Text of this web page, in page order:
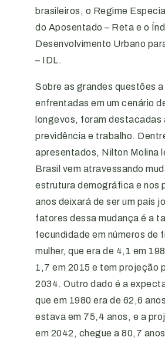
brasileiros, o Regime
do Aposentado – Reta e o
Desenvolvimento Urbano
– IDL.
Sobre as grandes questões a
enfrentadas em um cenário
longevos, foram destacadas
previdência e trabalho.
apresentados, Nilton Molina
Brasil vem atravessando
estrutura demográfica e nos
anos deixará de ser um país
fatores dessa mudança é a
fecundidade em números de
mulher, que era de 4,1 em
1,7 em 2015 e tem projeção
2034. Outro dado é a
que em 1980 era de 62,6
estava em 75,4 anos, e a
em 2042, chegue a 80,7